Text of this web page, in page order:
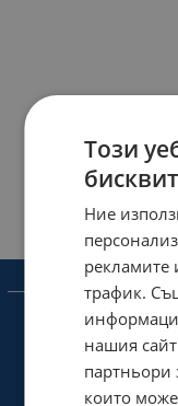
При възникване
можете
Общи
Този
Ние
рекламите
трафик.
нашия
партньори
които